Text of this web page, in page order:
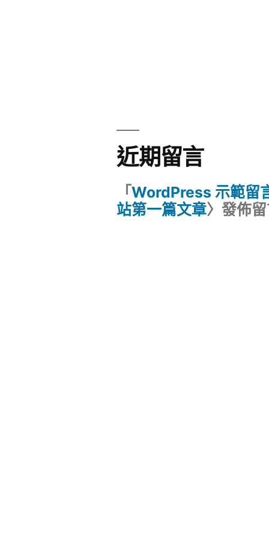
近期留言
「WordPress 示範留
站第一篇文章〉發佈